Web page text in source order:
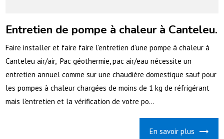
Entretien de pompe à chaleur à Canteleu.
Faire installer et faire faire l'entretien d'une pompe à chaleur à
Canteleu air/air, Pac géothermie, pac air/eau nécessite un
entretien annuel comme sur une chaudière domestique sauf pour
les pompes à chaleur chargées de moins de 1 kg de réfrigérant
mais l'entretien et la vérification de votre po...
En savoir plus